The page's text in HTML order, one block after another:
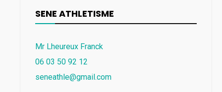
SENE ATHLETISME
Mr Lheureux Franck
06 03 50 92 12
seneathle@gmail.com